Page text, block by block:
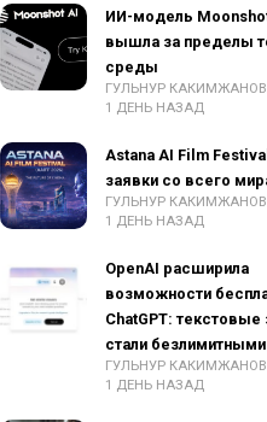
ИИ-модель
вышла за пределы
среды
ГУЛЬНУР
1 ДЕНЬ НАЗАД
Astana AI Film
заявки со всего
ГУЛЬНУР
1 ДЕНЬ НАЗАД
OpenAI расширила
возможности
ChatGPT:
стали безлимитными
ГУЛЬНУР
1 ДЕНЬ НАЗАД